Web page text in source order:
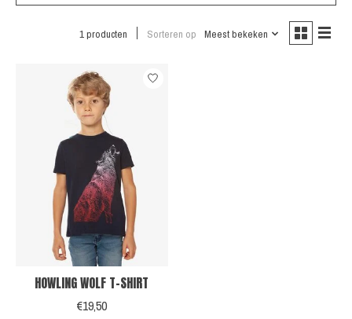
1 producten Sorteren op Meest bekeken
HOWLING WOLF T-SHIRT
€19,50